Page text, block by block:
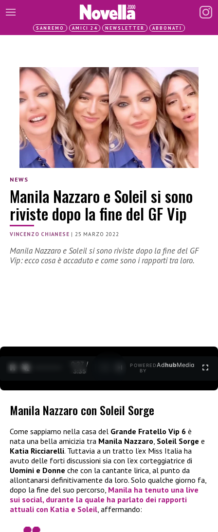
SANREMO AMICI 24 NEWSLETTER ABBONATI
NEWS
Manila Nazzaro e Soleil si sono
riviste dopo la fine del GF Vip
VINCENZO CHIANESE |25 MARZO 2022
Manila Nazzaro e Soleil si sono riviste dopo la fine del GF
Vip: ecco cosa è accaduto e come sono i rapporti tra loro.
0:27 /
3:35
POWERED
BY
AdhubMedia
Manila Nazzaro con Soleil Sorge
Come sappiamo nella casa del Grande Fratello Vip 6 è
nata una bella amicizia tra Manila Nazzaro, Soleil Sorge e
Katia Ricciarelli. Tuttavia a un tratto l’ex Miss Italia ha
avuto delle forti discussioni sia con l’ex corteggiatrice di
Uomini e Donne che con la cantante lirica, al punto da
allontanarsi definitivamente da loro. Solo qualche giorno fa,
dopo la fine del suo percorso, Manila ha tenuto una live
sui social, durante la quale ha parlato dei rapporti
attuali con Katia e Soleil, affermando: